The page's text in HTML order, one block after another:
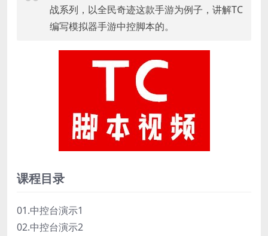
战系列，以全民奇迹这款手游为例子，讲解TC
编写模拟器手游中控脚本的。
课程目录
01.中控台演示1
02.中控台演示2